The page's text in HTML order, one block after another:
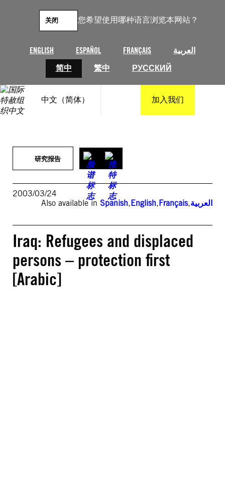
您希望使用哪种语言浏览本网站？
ENGLISH ESPAÑOL FRANÇAIS
العربية
简中
繁中 РУССКИЙ
关闭
中文（简体） 加入我们
研究报告
2003/03/24
Also available in Spanish,English,Français,العربية
Iraq: Refugees and displaced
persons – protection first
[Arabic]